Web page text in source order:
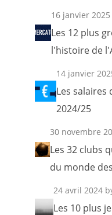
16 janvier 2025
Les 12 plus
l'histoire de
14 janvier
Les salaires
2024/25
30 novembre
Les 32 clubs
du monde
24 avril 2024
Les 10 plus